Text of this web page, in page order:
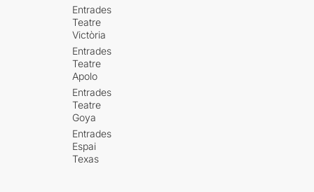
Entrades
Teatre
Victòria
Entrades
Teatre
Apolo
Entrades
Teatre
Goya
Entrades
Espai
Texas